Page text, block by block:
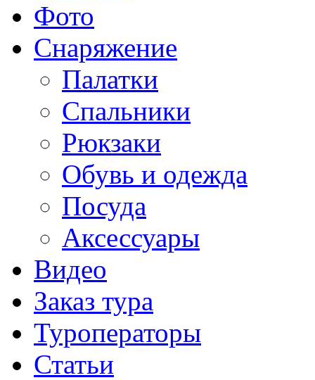
Фото
Снаряжение
Палатки
Спальники
Рюкзаки
Обувь и одежда
Посуда
Аксессуары
Видео
Заказ тура
Туроператоры
Статьи